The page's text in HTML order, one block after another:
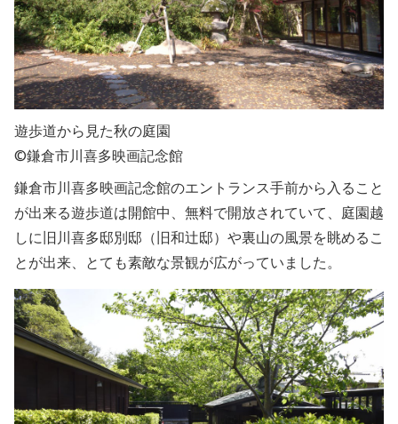
遊歩道から見た秋の庭園
©鎌倉市川喜多映画記念館
鎌倉市川喜多映画記念館のエントランス手前から入ること
が出来る遊歩道は開館中、無料で開放されていて、庭園越
しに旧川喜多邸別邸（旧和辻邸）や裏山の風景を眺めるこ
とが出来、とても素敵な景観が広がっていました。